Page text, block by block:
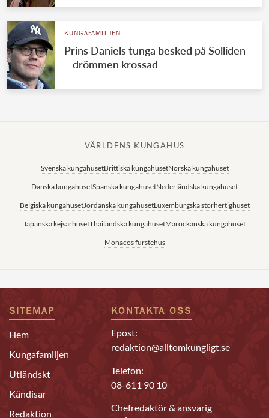
KUNGAFAMILJEN
Prins Daniels tunga besked på Solliden
– drömmen krossad
VÄRLDENS KUNGAHUS
Svenska kungahusetBrittiska kungahusetNorska kungahuset
Danska kungahusetSpanska kungahusetNederländska kungahuset
Belgiska kungahusetJordanska kungahusetLuxemburgska storhertighuset
Japanska kejsarhusetThailändska kungahusetMarockanska kungahuset
Monacos furstehus
SITEMAP
Hem
Kungafamiljen
Utländskt
Kändisar
Redaktion
KONTAKTA OSS
Epost:
redaktion@alltomkungligt.se
Telefon:
08-611 90 10
Chefredaktör & ansvarig